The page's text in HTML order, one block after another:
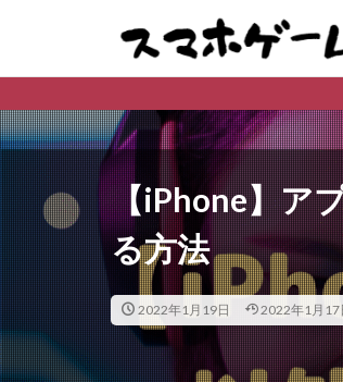
【iPhone】ア
る方法
2022年1月19日 2022年1月17